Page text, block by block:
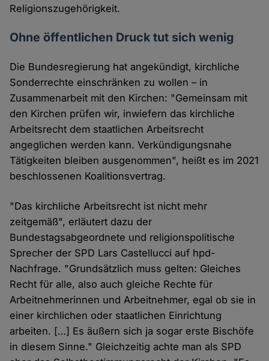
Religionszugehörigkeit.
Ohne öffentlichen Druck tut sich wenig
Die Bundesregierung hat angekündigt, kirchliche
Sonderrechte einschränken zu wollen – in
Zusammenarbeit mit den Kirchen: "Gemeinsam mit
den Kirchen prüfen wir, inwiefern das kirchliche
Arbeitsrecht dem staatlichen Arbeitsrecht
angeglichen werden kann. Verkündigungsnahe
Tätigkeiten bleiben ausgenommen", heißt es im 2021
beschlossenen Koalitionsvertrag.
"Das kirchliche Arbeitsrecht ist nicht mehr
zeitgemäß", erläutert dazu der
Bundestagsabgeordnete und religionspolitische
Sprecher der SPD Lars Castellucci auf hpd-
Nachfrage. "Grundsätzlich muss gelten: Gleiches
Recht für alle, also auch gleiche Rechte für
Arbeitnehmerinnen und Arbeitnehmer, egal ob sie in
einer kirchlichen oder staatlichen Einrichtung
arbeiten. […] Es äußern sich ja sogar erste Bischöfe
in diesem Sinne." Gleichzeitig achte man als SPD